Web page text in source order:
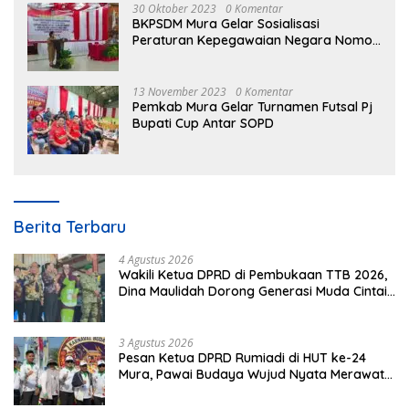
30 Oktober 2023 0 Komentar
BKPSDM Mura Gelar Sosialisasi
Peraturan Kepegawaian Negara Nomor
13 November 2023 0 Komentar
Pemkab Mura Gelar Turnamen Futsal Pj
Bupati Cup Antar SOPD
Berita Terbaru
4 Agustus 2026
Wakili Ketua DPRD di Pembukaan TTB 2026,
Dina Maulidah Dorong Generasi Muda Cintai
3 Agustus 2026
Pesan Ketua DPRD Rumiadi di HUT ke-24
Mura, Pawai Budaya Wujud Nyata Merawat